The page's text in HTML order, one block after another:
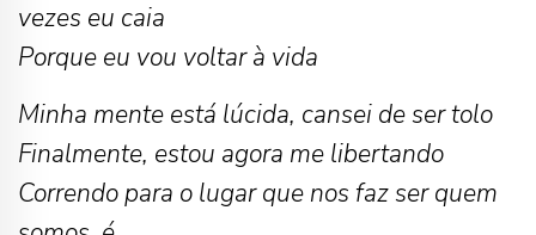
vezes eu caia
Porque eu vou voltar à vida
Minha mente está lúcida, cansei de ser tolo
Finalmente, estou agora me libertando
Correndo para o lugar que nos faz ser quem